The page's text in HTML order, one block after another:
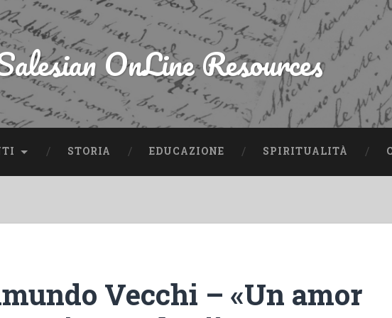
OnLine Resources
STORIA EDUCAZIONE SPIRITUALITÀ
Vecchi – «Un amor